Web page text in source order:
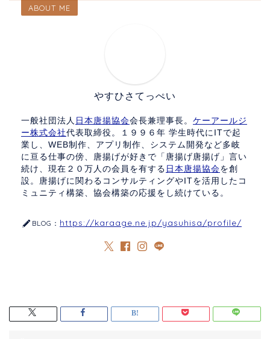
ABOUT ME
やすひさてっぺい
一般社団法人 日本唐揚協会会長兼理事長。 ケーアールジ
ー株式会社代表取締役。１９９６年 学生時代にITで起
業し、WEB制作、アプリ制作、システム開発など多岐
に亘る仕事の傍、唐揚げが好きで「唐揚げ唐揚げ」言い
続け、現在２０万人の会員を有する 日本唐揚協会を創
設。唐揚げに関わるコンサルティングやITを活用したコ
ミュニティ構築、協会構築の応援をし続けている。
BLOG： https://karaage.ne.jp/yasuhisa/profile/